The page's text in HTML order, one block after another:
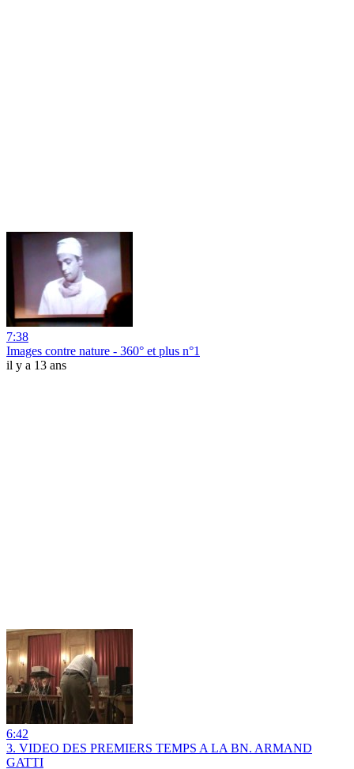
7:38
Images contre nature - 360° et plus n°1
il y a 13 ans
6:42
3. VIDEO DES PREMIERS TEMPS A LA BN. ARMAND
GATTI